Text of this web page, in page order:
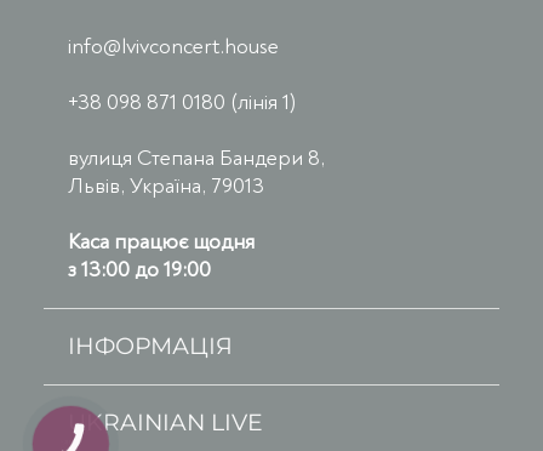
info@lvivconcert.house
+38 098 871 0180 (лінія 1)
вулиця Степана Бандери 8,
Львів, Україна, 79013
Каса працює щодня
з 13:00 до 19:00
ІНФОРМАЦІЯ
UKRAINIAN LIVE
КНОПКА
ЗВ'ЯЗКУ